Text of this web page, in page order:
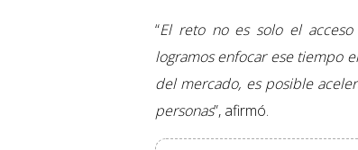
“El reto no es solo el
logramos enfocar ese tiempo
del mercado, es posible
personas”, afirmó.